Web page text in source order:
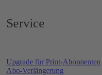
Service
Upgrade für Print-Abonnenten
Abo-Verlängerung